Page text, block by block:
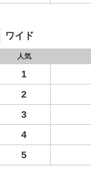
ワイド
人気
1
2
3
4
5